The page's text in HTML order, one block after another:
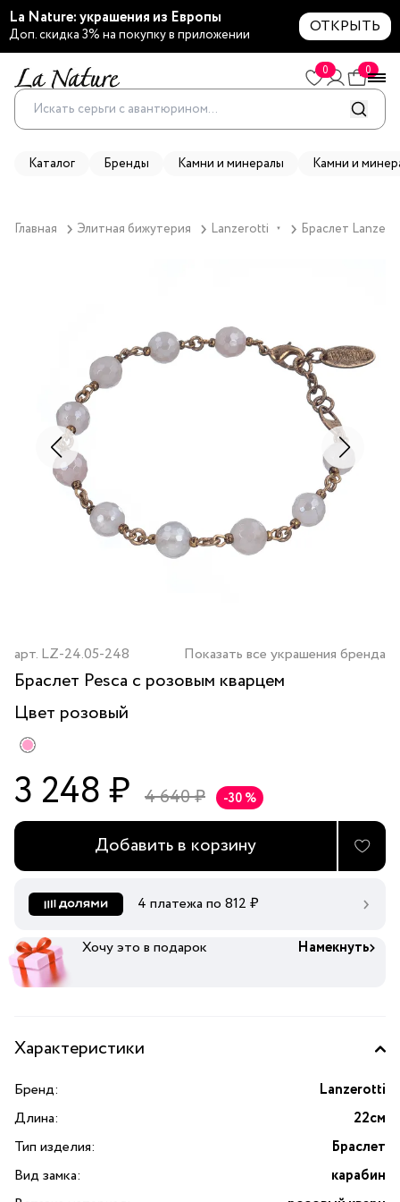
La Nature: украшения из Европы
Доп. скидка 3% на покупку в приложении ОТКРЫТЬ
0 0
Каталог Бренды Камни и минералы Камни и
Главная Элитная бижутерия Lanzerotti ▼ Браслет
арт. LZ-24.05-248 Показать все украшения бренда
Браслет Pesca с розовым кварцем
Цвет розовый
3 248 ₽ 4 640 ₽ -30 %
Добавить в корзину
4 платежа по 812 ₽
Хочу это в подарок Намекнуть
Характеристики
Бренд:
Lanzerotti
Длина:
22см
Тип изделия:
Браслет
Вид замка:
карабин